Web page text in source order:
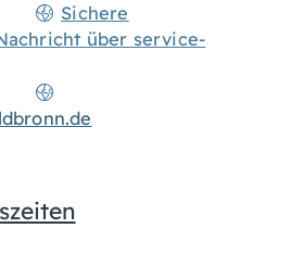
Sichere
über service-